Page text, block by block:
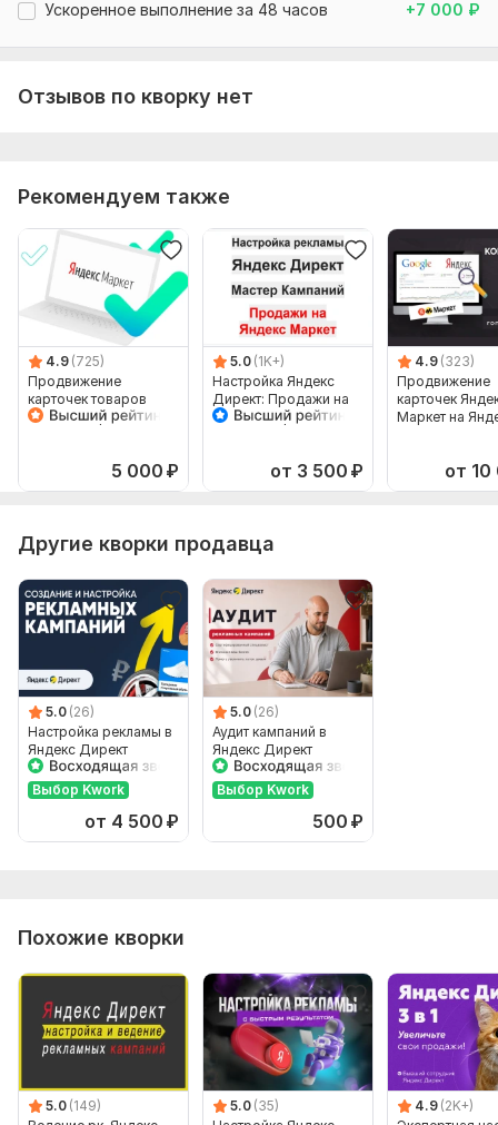
Плинируемый бюджет
Файлы
Ускоренное выполнение за 48 часов +7 000 ₽
Отзывов по кворку нет
Рекомендуем также
4.9 (725)
Продвижение
карточек товаров
Яндекс Маркет в
5 000 ₽
5.0 (1K+)
Настройка Яндекс
Директ: Продажи на
Яндекс Маркет
от 3 500 ₽
4.9 (323)
Продвижение
карточек
Маркет на
от
Другие кворки продавца
5.0 (26)
Настройка рекламы в
Яндекс Директ
Выбор Kwork
от 4 500 ₽
5.0 (26)
Аудит кампаний в
Яндекс Директ
Выбор Kwork
500 ₽
Похожие кворки
5.0 (149)
5.0 (35)
4.9 (2K+)